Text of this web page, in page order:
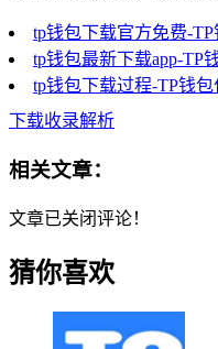
tp钱包下载官方免费-
tp钱包最新下载app-TP
tp钱包下载过程-TP钱
下载收录解析
相关文章：
文章已关闭评论！
猜你喜欢